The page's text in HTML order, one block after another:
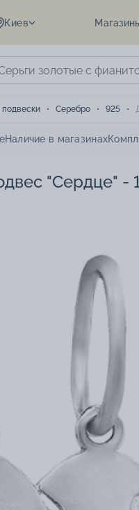
Киев
Серебро 925
Наличие в магазинах
"Сердце" -